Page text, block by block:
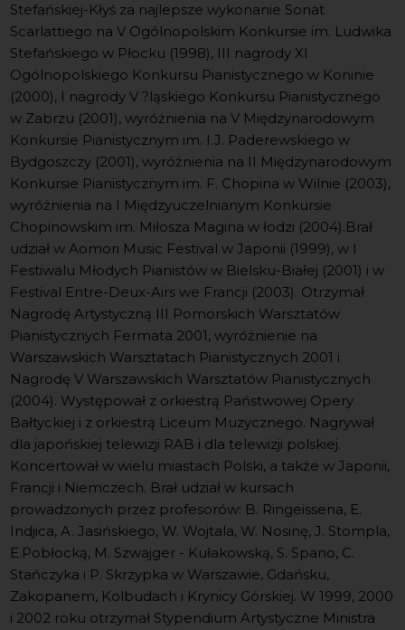
Stefańskiej-Kłyś za najlepsze wykonanie Sonat
Scarlattiego na V Ogólnopolskim Konkursie im. Ludwika
Stefańskiego w Płocku (1998), III nagrody XI
Ogólnopolskiego Konkursu Pianistycznego w Koninie
(2000), I nagrody V ?ląskiego Konkursu Pianistycznego
w Zabrzu (2001), wyróżnienia na V Międzynarodowym
Konkursie Pianistycznym im. I.J. Paderewskiego w
Bydgoszczy (2001), wyróżnienia na II Międzynarodowym
Konkursie Pianistycznym im. F. Chopina w Wilnie (2003),
wyróżnienia na I Międzyuczelnianym Konkursie
Chopinowskim im. Miłosza Magina w łodzi (2004).Brał
udział w Aomori Music Festival w Japonii (1999), w I
Festiwalu Młodych Pianistów w Bielsku-Białej (2001) i w
Festival Entre-Deux-Airs we Francji (2003). Otrzymał
Nagrodę Artystyczną III Pomorskich Warsztatów
Pianistycznych Fermata 2001, wyróżnienie na
Warszawskich Warsztatach Pianistycznych 2001 i
Nagrodę V Warszawskich Warsztatów Pianistycznych
(2004). Występował z orkiestrą Państwowej Opery
Bałtyckiej i z orkiestrą Liceum Muzycznego. Nagrywał
dla japońskiej telewizji RAB i dla telewizji polskiej.
Koncertował w wielu miastach Polski, a także w Japonii,
Francji i Niemczech. Brał udział w kursach
prowadzonych przez profesorów: B. Ringeissena, E.
Indjica, A. Jasińskiego, W. Wojtala, W. Nosinę, J. Stompla,
E.Pobłocką, M. Szwajger - Kułakowską, S. Spano, C.
Stańczyka i P. Skrzypka w Warszawie, Gdańsku,
Zakopanem, Kolbudach i Krynicy Górskiej. W 1999, 2000
i 2002 roku otrzymał Stypendium Artystyczne Ministra